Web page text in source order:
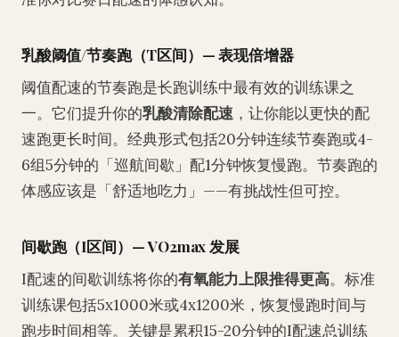
乳酸阈值/节奏跑（T区间）— 表现倍增器
阈值配速的节奏跑是长跑训练中最有效的训练课之
一。它们提升你的乳酸清除配速 ，让你能以更快的配
速跑更长时间。经典形式包括20分钟连续节奏跑或4-
6组5分钟的「巡航间歇」配1分钟恢复慢跑。节奏跑的
体感应该是「舒适地吃力」——有挑战性但可控。
间歇跑（I区间）— VO2max 发展
I配速的间歇训练将你的有氧能力上限推得更高。标准
训练课包括5x1000米或4x1200米，恢复慢跑时间与
跑步时间相等。关键是累积15-20分钟的I配速总训练